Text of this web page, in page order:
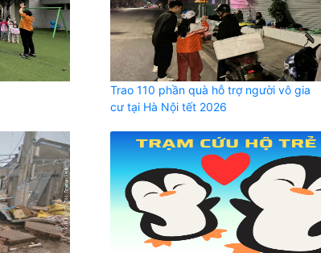
Trao 110 phần quà hỗ trợ người vô gia
cư tại Hà Nội tết 2026